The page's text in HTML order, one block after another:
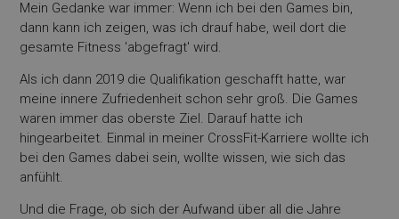
Mein Gedanke war immer: Wenn ich bei den Games bin,
dann kann ich zeigen, was ich drauf habe, weil dort die
gesamte Fitness 'abgefragt' wird.
Als ich dann 2019 die Qualifikation geschafft hatte, war
meine innere Zufriedenheit schon sehr groß. Die Games
waren immer das oberste Ziel. Darauf hatte ich
hingearbeitet. Einmal in meiner CrossFit-Karriere wollte ich
bei den Games dabei sein, wollte wissen, wie sich das
anfühlt.
Und die Frage, ob sich der Aufwand über all die Jahre